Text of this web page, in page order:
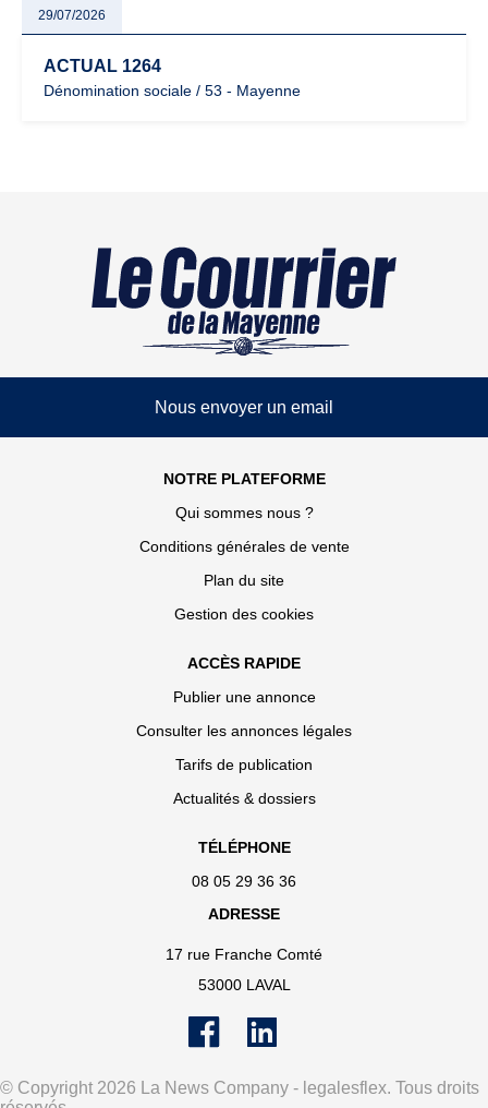
29/07/2026
ACTUAL 1264
Dénomination sociale / 53 - Mayenne
Nous envoyer un email
NOTRE PLATEFORME
Qui sommes nous ?
Conditions générales de vente
Plan du site
Gestion des cookies
ACCÈS RAPIDE
Publier une annonce
Consulter les annonces légales
Tarifs de publication
Actualités & dossiers
TÉLÉPHONE
08 05 29 36 36
ADRESSE
17 rue Franche Comté
53000 LAVAL
© Copyright 2026 La News Company - legalesflex. Tous droits